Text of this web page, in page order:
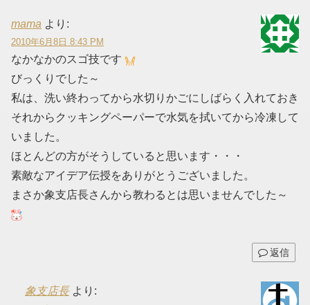
mama より:
2010年6月8日 8:43 PM
なかなかのスゴ技です
びっくりでした～
私は、洗い終わってから水切りかごにしばらく入れておき
それからクッキングペーパーで水気を拭いてから冷凍して
いました。
ほとんどの方がそうしていると思います・・・
素敵なアイデア伝授をありがとうございました。
まさか象支店長さんから教わるとは思いませんでした～
返信
象支店長 より: